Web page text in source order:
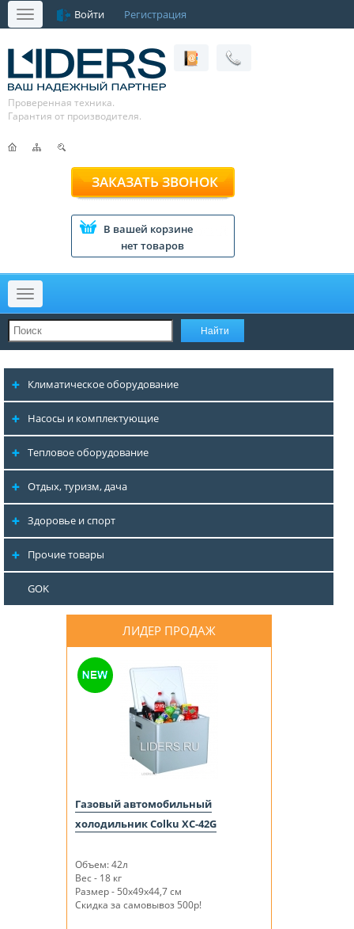
Меню Войти Регистрация
Проверенная техника.
Гарантия от производителя.
ЗАКАЗАТЬ ЗВОНОК
В вашей корзине
нет товаров
Меню
Климатическое оборудование
Насосы и комплектующие
Тепловое оборудование
Отдых, туризм, дача
Здоровье и спорт
Прочие товары
GOK
ЛИДЕР ПРОДАЖ
Газовый автомобильный
холодильник Colku XC-42G
Объем: 42л
Вес - 18 кг
Размер - 50х49х44,7 см
Скидка за самовывоз 500р!